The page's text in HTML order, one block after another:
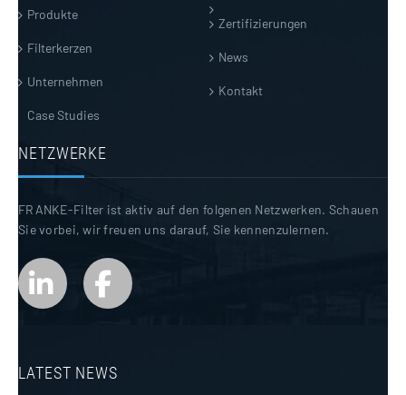
Produkte
Filterkerzen
Unternehmen
Case Studies
Zertifizierungen
News
Kontakt
NETZWERKE
FRANKE-Filter ist aktiv auf den folgenen Netzwerken. Schauen
Sie vorbei, wir freuen uns darauf, Sie kennenzulernen.
LATEST NEWS